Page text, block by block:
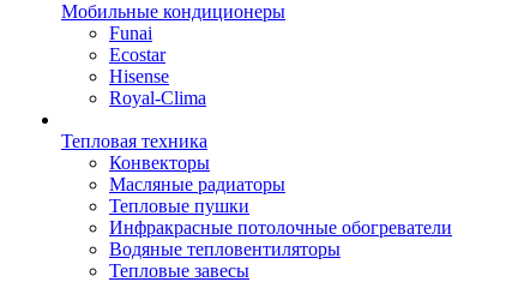
Мобильные кондиционеры
Funai
Ecostar
Hisense
Royal-Clima
Тепловая техника
Конвекторы
Масляные радиаторы
Тепловые пушки
Инфракрасные потолочные обогреватели
Водяные тепловентиляторы
Тепловые завесы